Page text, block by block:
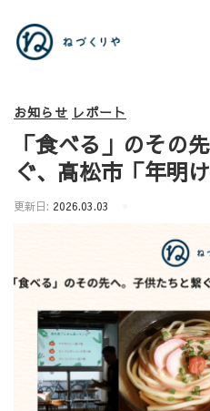
お知らせ レポート
「食べる」のその
ぐ、高松市「年明
更新日: 2026.03.03